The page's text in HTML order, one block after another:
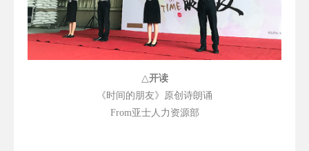
△开读
《时间的朋友》原创诗朗诵
From亚士人力资源部